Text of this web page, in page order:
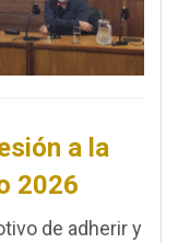
a la
2026
de adherir y